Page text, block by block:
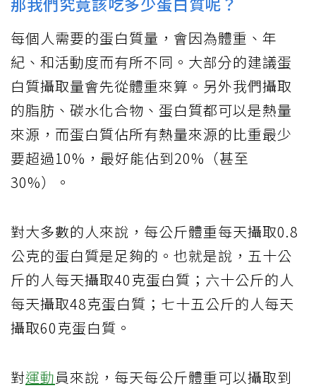
每個人需要的蛋白質量，會因為體重、年
紀、和活動度而有所不同。大部分的建議蛋
白質攝取量會先從體重來算。另外我們攝取
的脂肪、碳水化合物、蛋白質都可以是熱量
來源，而蛋白質佔所有熱量來源的比重最少
要超過10%，最好能佔到20%（甚至
30%）。
對大多數的人來說，每公斤體重每天攝取0.8
公克的蛋白質是足夠的。也就是說，五十公
斤的人每天攝取40克蛋白質；六十公斤的人
每天攝取48克蛋白質；七十五公斤的人每天
攝取60克蛋白質。
對運動員來說，每天每公斤體重可以攝取到